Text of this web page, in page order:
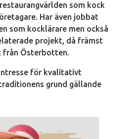
som kock
Har även jobbat
som kocklärare men också
projekt, då främst
från Österbotten.
för kvalitativt
grund gällande